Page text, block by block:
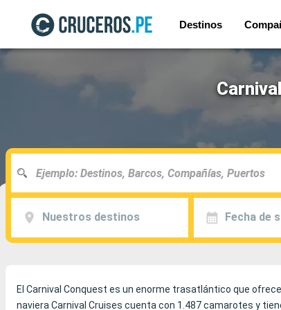
Destinos
Nuestros destinos Fecha de
El Carnival Conquest es un enorme trasatlántico que
naviera Carnival Cruises cuenta con 1.487 camarotes y